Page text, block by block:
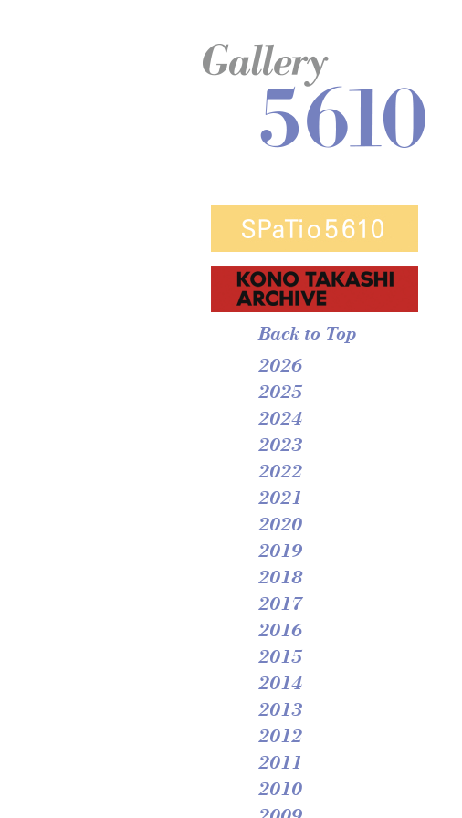
Back to Top
2026
2025
2024
2023
2022
2021
2020
2019
2018
2017
2016
2015
2014
2013
2012
2011
2010